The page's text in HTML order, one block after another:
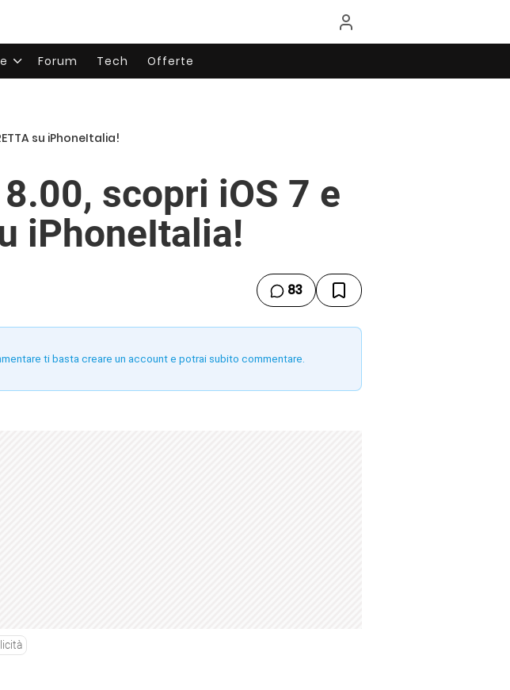
Forum Tech Offerte
su iPhoneItalia!
scopri iOS 7 e
iPhoneItalia!
83
ti basta creare un account e potrai subito commentare.